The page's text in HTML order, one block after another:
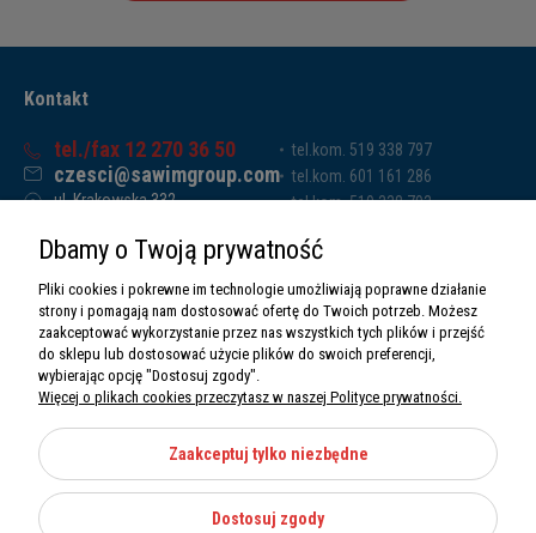
Kontakt
tel./fax 12 270 36 50
czesci@sawimgroup.com
ul. Krakowska 332,
Sawim Group Mariusz Zdyb sp. k.
NIP: 5130284470
REGON: 5246591010
tel.kom. 519 338 797
tel.kom. 601 161 286
tel.kom. 519 338 793
O nas
Informacje
Moje konto
Dbamy o Twoją prywatność
Pliki cookies i pokrewne im technologie umożliwiają poprawne działanie
strony i pomagają nam dostosować ofertę do Twoich potrzeb. Możesz
zaakceptować wykorzystanie przez nas wszystkich tych plików i przejść
do sklepu lub dostosować użycie plików do swoich preferencji,
wybierając opcję "Dostosuj zgody".
Więcej o plikach cookies przeczytasz w naszej Polityce prywatności.
Zaakceptuj tylko niezbędne
Dostosuj zgody